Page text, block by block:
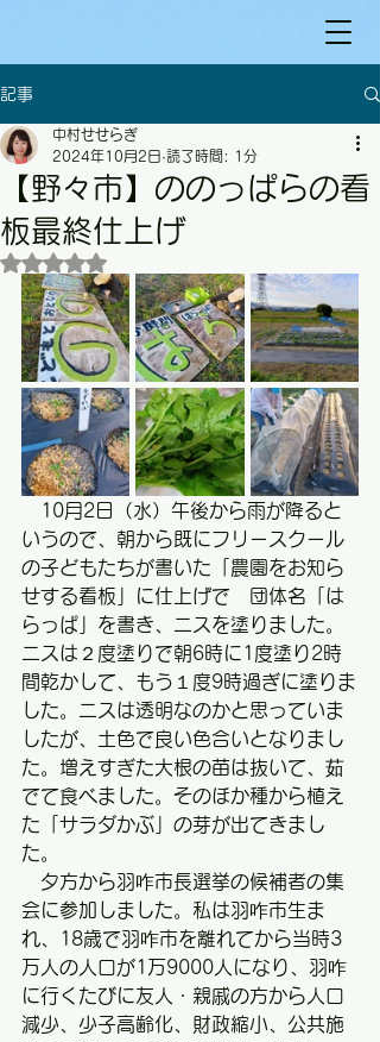
記事
【野々市】ののっぱらの看
板最終仕上げ
中村せせらぎ
2024年10月2日 読了時間: 1分
5つ星のうちNaNと評価されています。
10月2日（水）午後から雨が降ると
いうので、朝から既にフリースクール
の子どもたちが書いた「農園をお知ら
せする看板」に仕上げで　団体名「は
らっぱ」を書き、ニスを塗りました。
ニスは２度塗りで朝6時に1度塗り2時
間乾かして、もう１度9時過ぎに塗りま
した。ニスは透明なのかと思っていま
したが、土色で良い色合いとなりまし
た。増えすぎた大根の苗は抜いて、茹
でて食べました。そのほか種から植え
た「サラダかぶ」の芽が出てきまし
た。
夕方から羽咋市長選挙の候補者の集
会に参加しました。私は羽咋市生ま
れ、18歳で羽咋市を離れてから当時3
万人の人口が1万9000人になり、羽咋
に行くたびに友人・親戚の方から人口
減少、少子高齢化、財政縮小、公共施